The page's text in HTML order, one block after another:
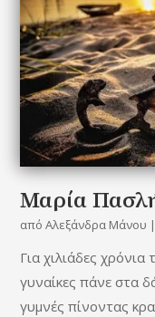
Μαρία
απόΑλεξάνδρα Μάνου |
Για χιλιάδες
γυναίκες πάνε στα
γυμνές πίνοντας